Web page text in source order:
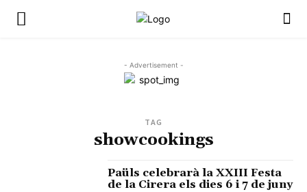
- Advertisement -
TAG
showcookings
Paüls celebrarà la XXIII Festa
de la Cirera els dies 6 i 7 de juny